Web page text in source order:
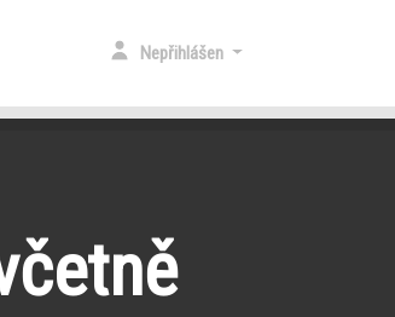
Nepřihlášen